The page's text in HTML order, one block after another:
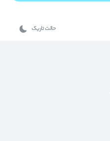
حالت تاریک